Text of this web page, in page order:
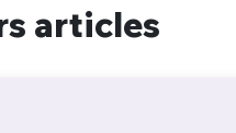
articles